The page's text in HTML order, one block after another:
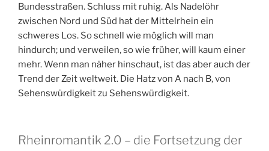
Bundesstraßen. Schluss mit ruhig. Als Nadelöhr
zwischen Nord und Süd hat der Mittelrhein ein
schweres Los. So schnell wie möglich will man
hindurch; und verweilen, so wie früher, will kaum einer
mehr. Wenn man näher hinschaut, ist das aber auch der
Trend der Zeit weltweit. Die Hatz von A nach B, von
Sehenswürdigkeit zu Sehenswürdigkeit.
Rheinromantik 2.0 – die Fortsetzung der